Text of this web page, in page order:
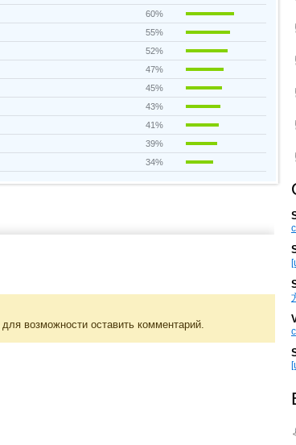
60%
55%
52%
47%
45%
43%
41%
39%
34%
для возможности оставить комментарий.